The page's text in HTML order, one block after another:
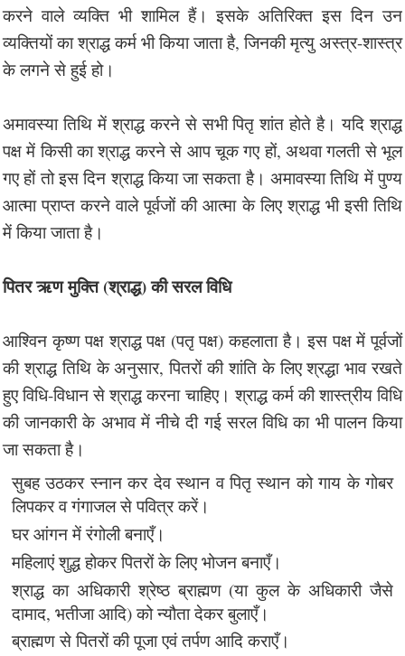
करने वाले व्यक्ति भी शामिल हैं। इसके अतिरिक्त इस दिन उन
व्यक्तियों का श्राद्ध कर्म भी किया जाता है, जिनकी मृत्यु अस्त्र-शास्त्र
के लगने से हुई हो।
अमावस्या तिथि में श्राद्ध करने से सभी पितृ शांत होते है। यदि श्राद्ध
पक्ष में किसी का श्राद्ध करने से आप चूक गए हों, अथवा गलती से भूल
गए हों तो इस दिन श्राद्ध किया जा सकता है। अमावस्या तिथि में पुण्य
आत्मा प्राप्त करने वाले पूर्वजों की आत्मा के लिए श्राद्ध भी इसी तिथि
में किया जाता है।
पितर ऋण मुक्ति (श्राद्ध) की सरल विधि
आश्विन कृष्ण पक्ष श्राद्ध पक्ष (पतृ पक्ष) कहलाता है। इस पक्ष में पूर्वजों
की श्राद्ध तिथि के अनुसार, पितरों की शांति के लिए श्रद्धा भाव रखते
हुए विधि-विधान से श्राद्ध करना चाहिए। श्राद्ध कर्म की शास्त्रीय विधि
की जानकारी के अभाव में नीचे दी गई सरल विधि का भी पालन किया
जा सकता है।
सुबह उठकर स्नान कर देव स्थान व पितृ स्थान को गाय के गोबर
लिपकर व गंगाजल से पवित्र करें।
घर आंगन में रंगोली बनाएँ।
महिलाएं शुद्ध होकर पितरों के लिए भोजन बनाएँ।
श्राद्ध का अधिकारी श्रेष्ठ ब्राह्मण (या कुल के अधिकारी जैसे
दामाद, भतीजा आदि) को न्यौता देकर बुलाएँ।
ब्राह्मण से पितरों की पूजा एवं तर्पण आदि कराएँ।